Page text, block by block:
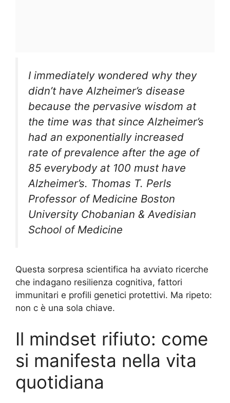
I immediately wondered why they
didn’t have Alzheimer’s disease
because the pervasive wisdom at
the time was that since Alzheimer’s
had an exponentially increased
rate of prevalence after the age of
85 everybody at 100 must have
Alzheimer’s. Thomas T. Perls
Professor of Medicine Boston
University Chobanian & Avedisian
School of Medicine
Questa sorpresa scientifica ha avviato ricerche
che indagano resilienza cognitiva, fattori
immunitari e profili genetici protettivi. Ma ripeto:
non c è una sola chiave.
Il mindset rifiuto: come
si manifesta nella vita
quotidiana